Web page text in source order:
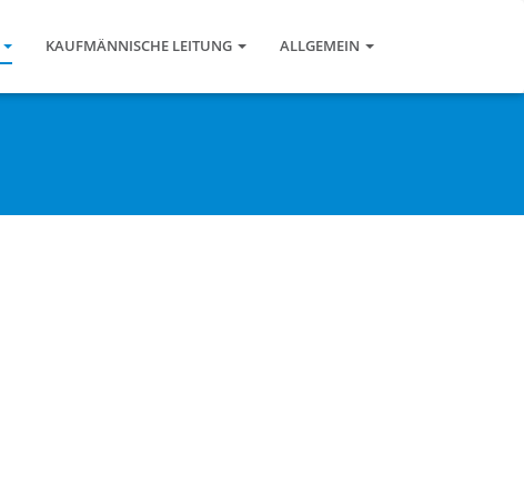
KAUFMÄNNISCHE LEITUNG ALLGEMEIN